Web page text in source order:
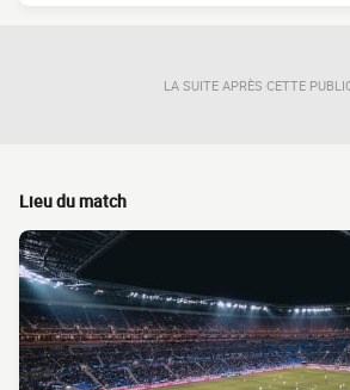
LA SUITE APRÈS CETTE
Lieu du match